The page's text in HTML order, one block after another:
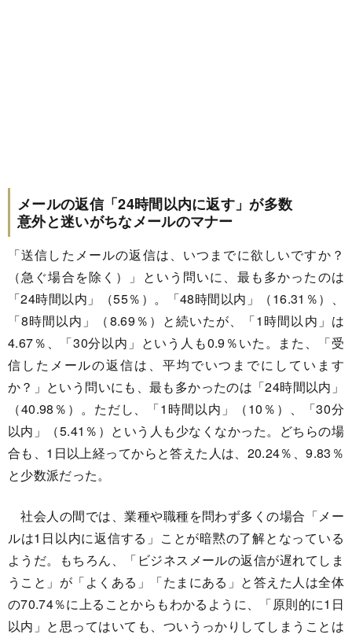
メールの返信「24時間以内に返す」が多数
意外と迷いがちなメールのマナー
「送信したメールの返信は、いつまでに欲しいですか？
（急ぐ場合を除く）」という問いに、最も多かったのは
「24時間以内」（55％）。「48時間以内」（16.31％）、
「8時間以内」（8.69％）と続いたが、「1時間以内」は
4.67％、「30分以内」という人も0.9％いた。また、「受
信したメールの返信は、平均でいつまでにしています
か？」という問いにも、最も多かったのは「24時間以内」
（40.98％）。ただし、「1時間以内」（10％）、「30分
以内」（5.41％）という人も少なくなかった。どちらの場
合も、1日以上経ってからと答えた人は、20.24％、9.83％
と少数派だった。
社会人の間では、業種や職種を問わず多くの場合「メー
ルは1日以内に返信する」ことが暗黙の了解となっている
ようだ。もちろん、「ビジネスメールの返信が遅れてしま
うこと」が「よくある」「たまにある」と答えた人は全体
の70.74％に上ることからもわかるように、「原則的に1日
以内」と思ってはいても、ついうっかりしてしまうことは